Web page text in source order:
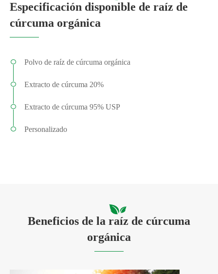
Especificación disponible de raíz de
cúrcuma orgánica
Polvo de raíz de cúrcuma orgánica
Extracto de cúrcuma 20%
Extracto de cúrcuma 95% USP
Personalizado
Beneficios de la raíz de cúrcuma
orgánica